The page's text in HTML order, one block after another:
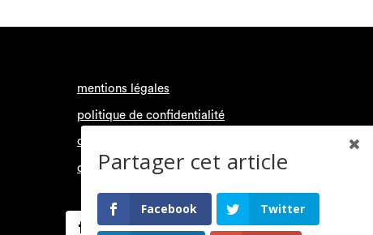
mentions légales
politique de confidentialité
conditions générales d’utilisation
contactPartager cet article
Facebook Twitter